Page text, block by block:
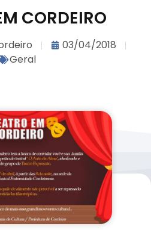
CORDEIRO
03/04/2018
Geral